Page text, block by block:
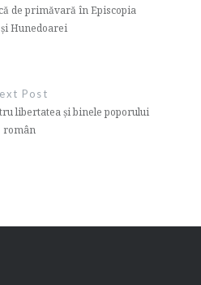
de primăvară în Episcopia
Hunedoarei
Post
libertatea și binele poporului
român